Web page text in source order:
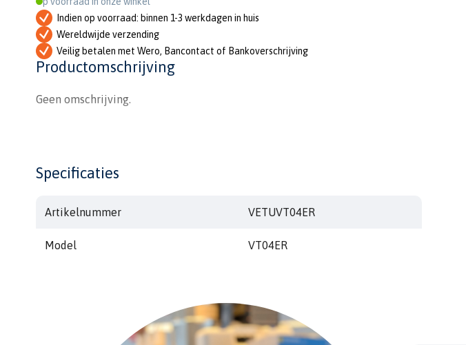
Indien op voorraad: binnen 1-3 werkdagen in huis
Wereldwijde verzending
Veilig betalen met Wero, Bancontact of Bankoverschrijving
Productomschrijving
Geen omschrijving.
Specificaties
Artikelnummer VETUVT04ER
Model VT04ER